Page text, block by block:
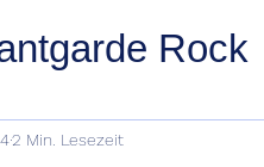
Rock
Noise
2 Min. Lesezeit